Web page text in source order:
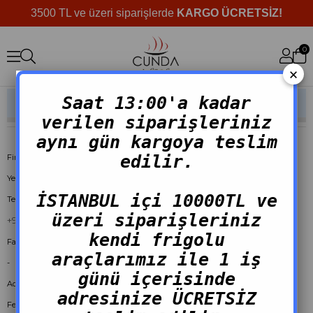
3500 TL ve üzeri siparişlerde KARGO ÜCRETSİZ!
0
İLETIŞIM
Firma Adı
Yetiş Gıda Sanayi ve Ticaret A.Ş
Telefon
+90 542 726 56 61
Faks
-
Adres
Ferahevler Mah. Adnan Kahveci Cad. Şahin Sok. No:6/1
×
Saat 13:00'a kadar
verilen siparişleriniz
aynı gün kargoya teslim
edilir.
İSTANBUL içi 10000TL ve
üzeri siparişleriniz
kendi frigolu
araçlarımız ile 1 iş
günü içerisinde
adresinize ÜCRETSİZ